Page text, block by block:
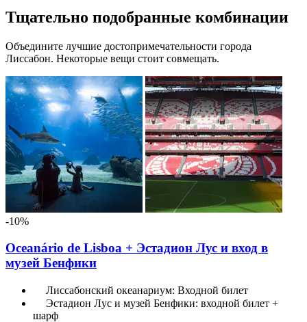
Тщательно подобранные комбинации
Объедините лучшие достопримечательности города
Лиссабон. Некоторые вещи стоит совмещать.
-10%
Oceanário de Lisboa + Эстадион Лус и вход в
музей Бенфики
Лиссабонский океанариум: Входной билет
Эстадион Лус и музей Бенфики: входной билет +
шарф